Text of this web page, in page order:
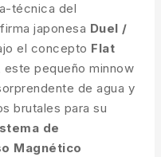
técnica del
japonesa Duel /
el concepto Flat
este pequeño minnow
de agua y
brutales para su
de
Magnético